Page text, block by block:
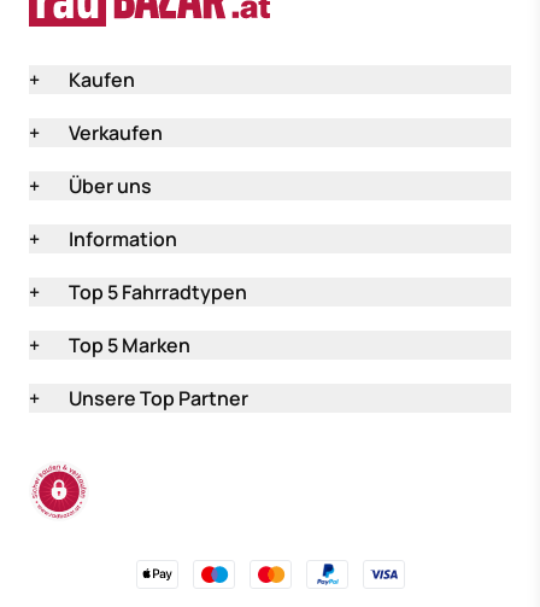
+
Kaufen
+
Verkaufen
+
Über uns
+
Information
+
Top 5 Fahrradtypen
+
Top 5 Marken
+
Unsere Top Partner